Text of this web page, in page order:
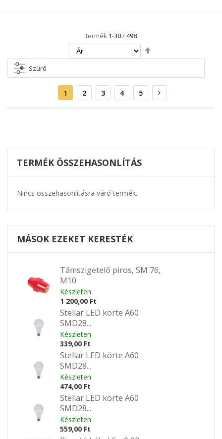
termék 1-30/498
irány
Szűrő
Oldal
Aktuális
oldal
1 Oldal
2 Oldal
3 Oldal
4 Oldal
5 Oldal
Következő
TERMÉK ÖSSZEHASONLÍTÁS
Nincs összehasonlításra váró termék.
MÁSOK EZEKET KERESTÉK
Támszigetelő piros, SM 76,
M10
Készleten
1 200,00 Ft
Stellar LED körte A60
SMD28...
Készleten
339,00 Ft
Stellar LED körte A60
SMD28...
Készleten
474,00 Ft
Stellar LED körte A60
SMD28...
Készleten
559,00 Ft